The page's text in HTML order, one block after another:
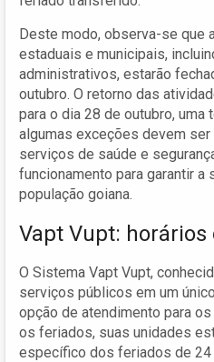
Deste modo, observa-se que
estaduais e municipais,
administrativos, estarão
outubro. O retorno das
para o dia 28 de outubro, uma
algumas exceções devem
serviços de saúde e
funcionamento para garantir a
população goiana.
Vapt Vupt:
O Sistema Vapt Vupt,
serviços públicos em um
opção de atendimento para
os feriados, suas unidades
específico dos feriados de 24